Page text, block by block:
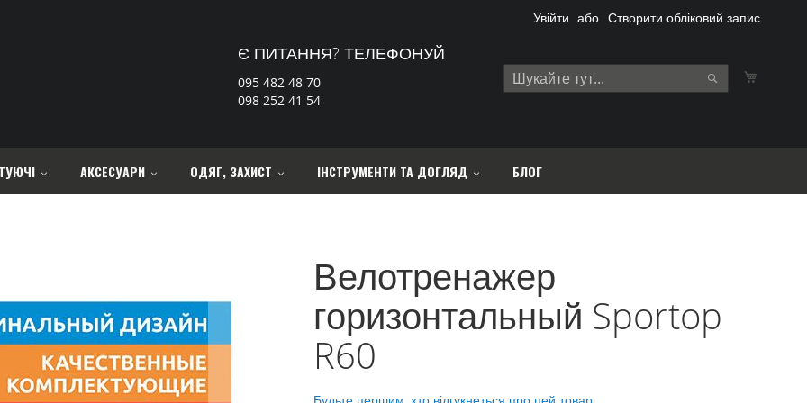
Увійти Створити обліковий запис
Search
Є ПИТАННЯ? ТЕЛЕФОНУЙ
095 482 48 70
098 252 41 54
АКСЕСУАРИ ОДЯГ, ЗАХИСТ ІНСТРУМЕНТИ ТА ДОГЛЯД БЛОГ
Велотренажер
горизонтальный Sportop
R60